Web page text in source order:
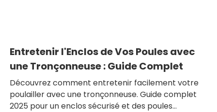
Entretenir l'Enclos de Vos Poules avec
une Tronçonneuse : Guide Complet
Découvrez comment entretenir facilement votre
poulailler avec une tronçonneuse. Guide complet
2025 pour un enclos sécurisé et des poules